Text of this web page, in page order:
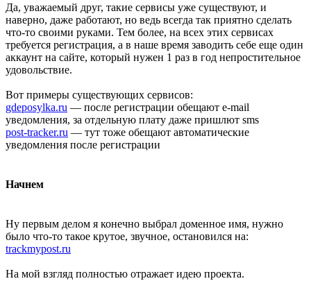
Да, уважаемый друг, такие сервисы уже существуют, и
наверно, даже работают, но ведь всегда так приятно сделать
что-то своими руками. Тем более, на всех этих сервисах
требуется регистрация, а в наше время заводить себе еще один
аккаунт на сайте, который нужен 1 раз в год непростительное
удовольствие.
Вот примеры существующих сервисов:
gdeposylka.ru — после регистрации обещают e-mail
уведомления, за отдельную плату даже пришлют sms
post-tracker.ru — тут тоже обещают автоматические
уведомления после регистрации
Начнем
Ну первым делом я конечно выбрал доменное имя, нужно
было что-то такое крутое, звучное, остановился на:
trackmypost.ru
На мой взгляд полностью отражает идею проекта.